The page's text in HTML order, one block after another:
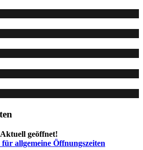
Aktuell geöffnet!
allgemeine Öffnungszeiten